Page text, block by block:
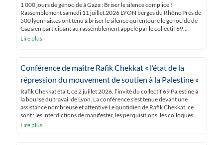
1 000 jours de génocide à Gaza : Briser le silence complice !
Rassemblement samedi 11 juillet 2026 LYON berges du Rhône Près de
500 lyonnais.es ont tenu à briser le silence qui entoure le génocide de
Gaza en participant au rassemblement appelé par le collectif 69
Palestine. « Gaza Gaza, Lyon est avec toi' » ont-iels […]
Lire plus
Conférence de maître Rafik Chekkat « l’état de la
répression du mouvement de soutien à la Palestine »
Rafik Chekkat était, ce 2 juillet 2026, l’invité du collectif 69 Palestine à
la bourse du travail de Lyon. La conférence s’est tenue devant une
assistance nombreuse et attentive Le quotidien de Rafik Chekkat, ce
sont : les interdictions de manifester, les perquisitions, les colloques
annulés, les fermetures de lieux de culte, les rassemblements
empêchés, les […]
Lire plus